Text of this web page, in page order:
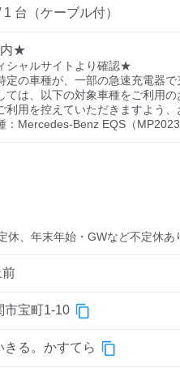
1 台 （ケーブル付）
★
シャルサイトより確認★
定の車種が、一部の急速充電器
ては、以下の対象車種をご利用
利用を控えていただきますよう、
：Mercedes-Benz EQS（
休、年末年始・GWなど不定休あ
前
市宝町1-10
きる。かすてら